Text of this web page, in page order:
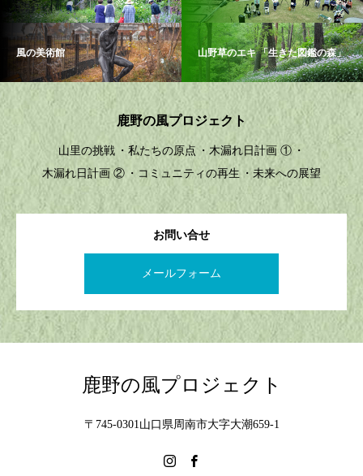
風の美術館 山野草のエキ 「生きた図鑑の森」
鹿野の風プロジェクト
山里の挑戦 私たちの原点
木漏れ日計画 ①
木漏れ日計画 ②
コミュニティの再生 未来への展望
お問い合せ
メールフォーム
鹿野の風プロジェクト
〒745-0301山口県周南市大字大潮659-1